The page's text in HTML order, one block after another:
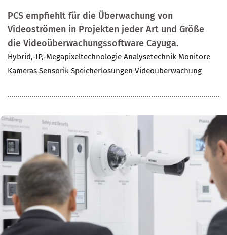
PCS empfiehlt für die Überwachung von
Videoströmen in Projekten jeder Art und Größe
die Videoüberwachungssoftware Cayuga.
Hybrid,-IP,-Megapixeltechnologie Analysetechnik Monitore
Kameras Sensorik Speicherlösungen Videoüberwachung